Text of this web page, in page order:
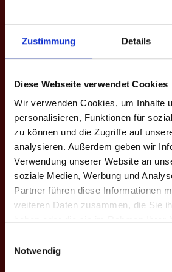
Zustimmung Details
Diese Webseite verwendet Cookies
Wir verwenden Cookies, um Inhalte
personalisieren, Funktionen für
zu können und die Zugriffe auf
analysieren. Außerdem geben wir
Verwendung unserer Website an
soziale Medien, Werbung und
Partner führen diese Informationen
weiteren Daten zusammen, die Sie
Notwendig
Gesamt 5 769
EINSÄTZE: 30
Heim Ergebnisse
5
Mayence
13 - 3
4 Serbia
12 - 4